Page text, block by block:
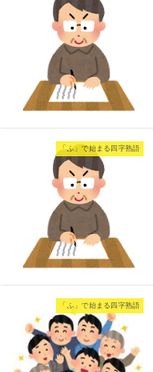
「ふ」で始まる四字熟語
「ふ」で始まる四字熟語